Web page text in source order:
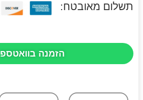
תשלום מאובטח:
הזמנה בוואטספ